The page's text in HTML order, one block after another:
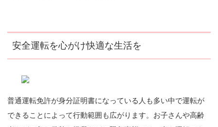
安全運転を心がけ快適な生活を
普通運転免許が身分証明書になっている人も多い中で運転が
できることによって行動範囲も広がります。お子さんや高齢